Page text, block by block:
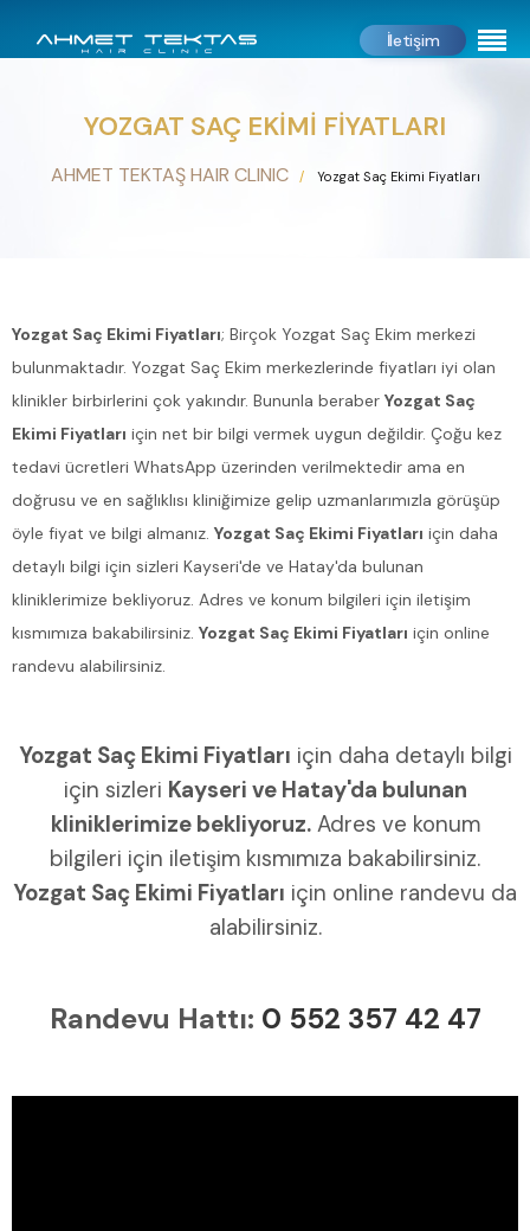
İletişim
YOZGAT SAÇ EKIMI FIYATLARI
AHMET TEKTAŞ HAIR CLINIC Yozgat Saç Ekimi Fiyatları
Yozgat Saç Ekimi Fiyatları; Birçok Yozgat Saç Ekim merkezi
bulunmaktadır. Yozgat Saç Ekim merkezlerinde fiyatları iyi olan
klinikler birbirlerini çok yakındır. Bununla beraber Yozgat Saç
Ekimi Fiyatları için net bir bilgi vermek uygun değildir. Çoğu kez
tedavi ücretleri WhatsApp üzerinden verilmektedir ama en
doğrusu ve en sağlıklısı kliniğimize gelip uzmanlarımızla görüşüp
öyle fiyat ve bilgi almanız. Yozgat Saç Ekimi Fiyatları için daha
detaylı bilgi için sizleri Kayseri'de ve Hatay'da bulunan
kliniklerimize bekliyoruz. Adres ve konum bilgileri için iletişim
kısmımıza bakabilirsiniz. Yozgat Saç Ekimi Fiyatları için online
randevu alabilirsiniz.
Yozgat Saç Ekimi Fiyatları için daha detaylı bilgi
için sizleri Kayseri ve Hatay'da bulunan
kliniklerimize bekliyoruz.Adres ve konum
bilgileri için iletişim kısmımıza bakabilirsiniz.
Yozgat Saç Ekimi Fiyatları için online randevu da
alabilirsiniz.
Randevu Hattı: 0 552 357 42 47